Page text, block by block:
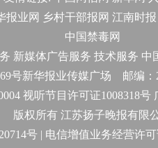
报业网 乡村干部报网 江南时报
中国禁毒网
新媒体广告服务 技术服务 中
号新华报业传媒广场 邮编：
视听节目许可证1008318
版权所有 江苏扬子晚报有限
号 | 电信增值业务经营许